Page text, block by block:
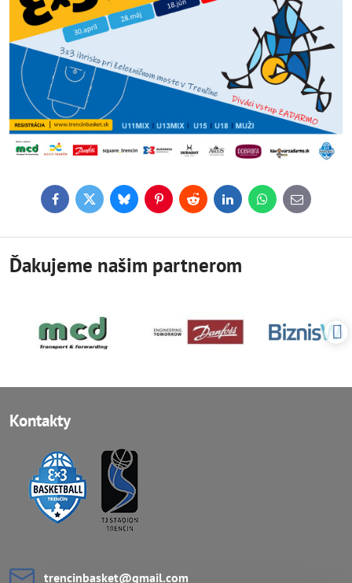
FacebookTwitterBlueskyPinterestReddit LinkedInWhatsApp
E-
mail
Ďakujeme našim partnerom
Kontakty
trencinbasket​@gmail​.com